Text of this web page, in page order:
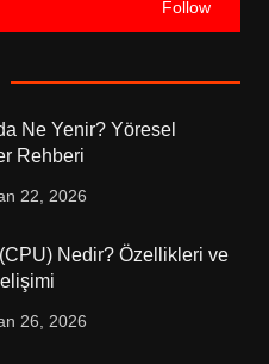
Follow
Ne Yenir? Yöresel
Rehberi
22, 2026
Nedir? Özellikleri ve
26, 2026